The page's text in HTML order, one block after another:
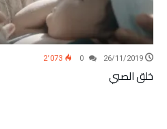
26/11/2019 2٬073
خلق الصبي